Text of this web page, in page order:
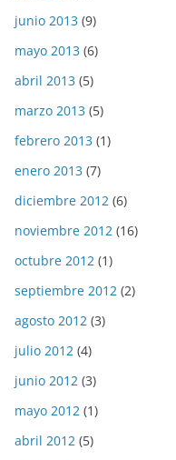
junio 2013 (9)
mayo 2013 (6)
abril 2013 (5)
marzo 2013 (5)
febrero 2013 (1)
enero 2013 (7)
diciembre 2012 (6)
noviembre 2012 (16)
octubre 2012 (1)
septiembre 2012 (2)
agosto 2012 (3)
julio 2012 (4)
junio 2012 (3)
mayo 2012 (1)
abril 2012 (5)